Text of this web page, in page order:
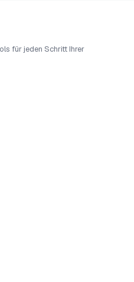
für jeden Schritt Ihrer